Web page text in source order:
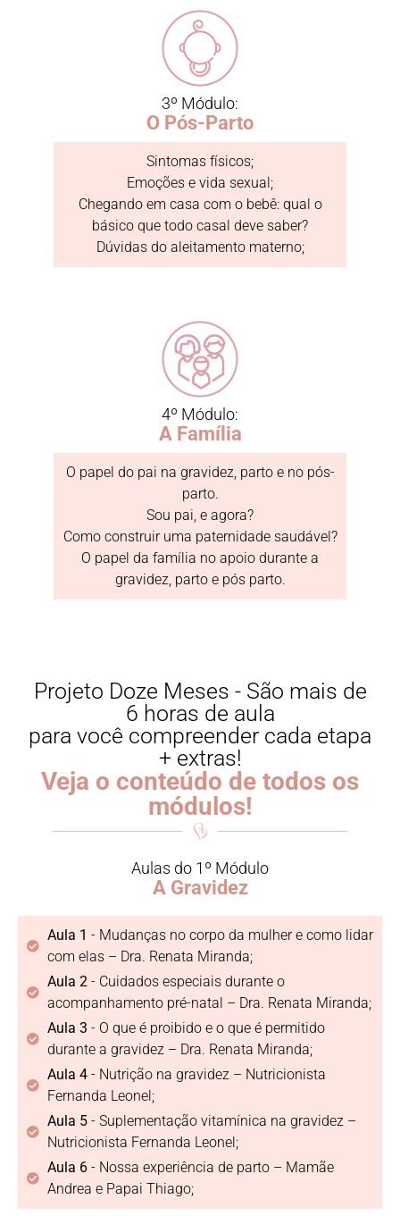
3º Módulo:
O Pós-Parto
Sintomas físicos;
Emoções e vida sexual;
Chegando em casa com o bebê: qual o
básico que todo casal deve saber?
Dúvidas do aleitamento materno;
4º Módulo:
A Família
O papel do pai na gravidez, parto e no pós-
parto.
Sou pai, e agora?
Como construir uma paternidade saudável?
O papel da família no apoio durante a
gravidez, parto e pós parto.
Projeto Doze Meses - São mais de
6 horas de aula
para você compreender cada etapa
+ extras!
Veja o conteúdo de todos os
módulos!
Aulas do 1º Módulo
A Gravidez
Aula 1 - Mudanças no corpo da mulher e como lidar
com elas – Dra. Renata Miranda;
Aula 2- Cuidados especiais durante o
acompanhamento pré-natal – Dra. Renata Miranda;
Aula 3 - O que é proibido e o que é permitido
durante a gravidez – Dra. Renata Miranda;
Aula 4- Nutrição na gravidez – Nutricionista
Fernanda Leonel;
Aula 5- Suplementação vitamínica na gravidez –
Nutricionista Fernanda Leonel;
Aula 6- Nossa experiência de parto – Mamãe
Andrea e Papai Thiago;